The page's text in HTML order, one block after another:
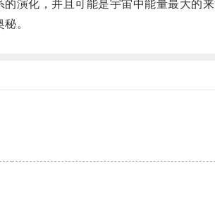
化，并且可能是宇宙中能量最大的来
。